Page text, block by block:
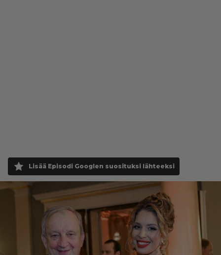
Lisää Episodi Googlen suosituksi lähteeksi